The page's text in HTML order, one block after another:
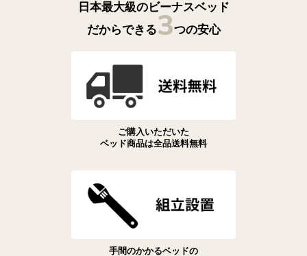
日本最大級のビーナスベッド
だからできる3つの安心
ご購入いただいた
ベッド商品は全品送料無料
手間のかかるベッドの